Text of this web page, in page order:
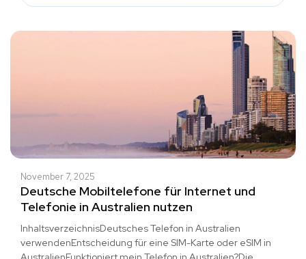
November 7, 2025
Deutsche Mobiltelefone für Internet und
Telefonie in Australien nutzen
InhaltsverzeichnisDeutsches Telefon in Australien
verwendenEntscheidung für eine SIM-Karte oder eSIM in